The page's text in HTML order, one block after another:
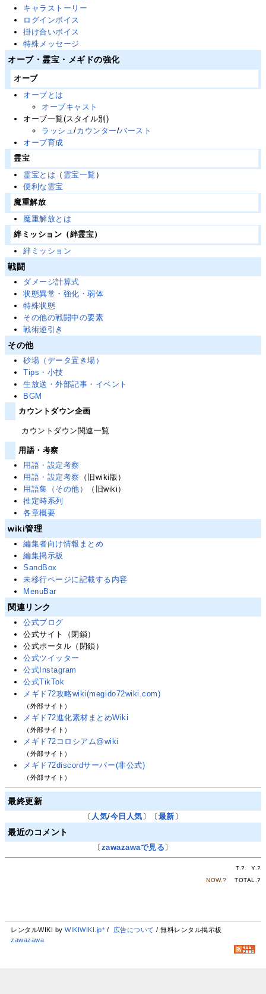
キャラストーリー
ログインボイス
掛け合いボイス
特殊メッセージ
オーブ・霊宝・メギドの強化
オーブ
オーブとは
オーブキャスト
オーブ一覧(スタイル別)
ラッシュ/カウンター/バースト
オーブ育成
霊宝
霊宝とは （ 霊宝一覧 ）
便利な霊宝
魔重解放
魔重解放とは
絆ミッション（絆霊宝）
絆ミッション
戦闘
ダメージ計算式
状態異常・強化・弱体
特殊状態
その他の戦闘中の要素
戦術逆引き
その他
砂場（データ置き場）
Tips・小技
生放送・外部記事・イベント
BGM
カウントダウン企画
カウントダウン関連一覧
用語・考察
用語・設定考察
用語・設定考察
（旧wiki版）
用語集（その他）
（旧wiki）
推定時系列
各章概要
wiki管理
編集者向け情報まとめ
編集掲示板
SandBox
未移行ページに記載する内容
MenuBar
関連リンク
公式ブログ
公式サイト（閉鎖）
公式ポータル（閉鎖）
公式ツイッター
公式Instagram
公式TikTok
メギド72攻略wiki(megido72wiki.com)
（外部サイト）
メギド72進化素材まとめWiki
（外部サイト）
メギド72コロシアム@wiki
（外部サイト）
メギド72discordサーバー(非公式)
（外部サイト）
最終更新
〔 人気/今日人気 〕〔 最新 〕
最近のコメント
〔 zawazawaで見る 〕
T.? Y.?
NOW.? TOTAL.?
レンタルWIKI byWIKIWIKI.jp* / 広告について / 無料レンタル掲示板
zawazawa